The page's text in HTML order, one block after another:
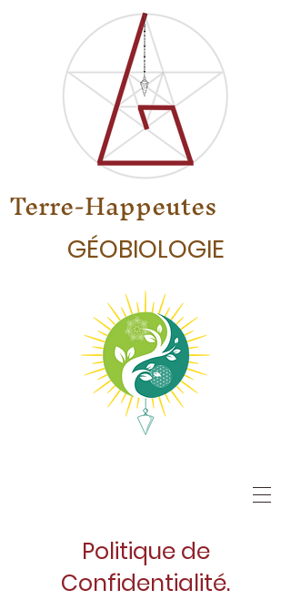
Terre-Happeutes
GÉOBIOLOGIE
Politique de
Confidentialité.